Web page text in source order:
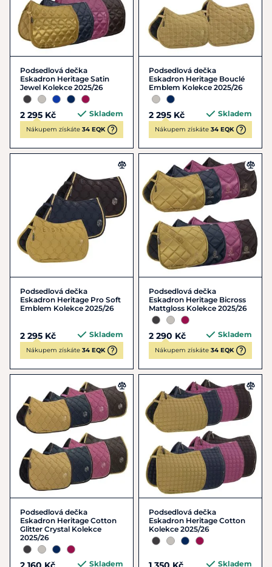
Podsedlová dečka
Eskadron Heritage Satin
Jewel Kolekce 2025/26
2 295 Kč Skladem
Nákupem získáte 34 EQK
Podsedlová dečka
Eskadron Heritage Bouclé
Emblem Kolekce 2025/26
2 295 Kč Skladem
Nákupem získáte 34 EQK
Podsedlová dečka
Eskadron Heritage Pro Soft
Emblem Kolekce 2025/26
2 295 Kč Skladem
Nákupem získáte 34 EQK
Podsedlová dečka
Eskadron Heritage Bicross
Mattgloss Kolekce 2025/26
2 290 Kč Skladem
Nákupem získáte 34 EQK
Podsedlová dečka
Eskadron Heritage Cotton
Glitter Crystal Kolekce
2025/26
Skladem
Podsedlová dečka
Eskadron Heritage Cotton
Kolekce 2025/26
Skladem